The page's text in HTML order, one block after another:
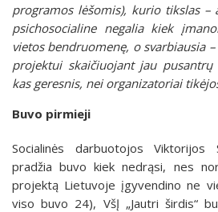
programos lėšomis), kurio tikslas –
psichosocialine negalia kiek
vietos bendruomenę, o svarbiausia
projektui skaičiuojant jau
kas geresnis, nei organizatoriai
Buvo pirmieji
Socialinės darbuotojos Viktorijos
pradžia buvo kiek nedrąsi, nes
projektą Lietuvoje įgyvendino ne
viso buvo 24), VšĮ „Jautri širdis“